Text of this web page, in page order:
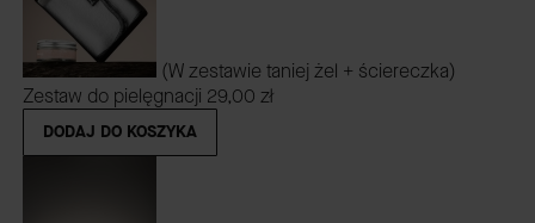
(W zestawie taniej żel + ściereczka)
Zestaw do pielęgnacji 29,00 zł
DODAJ DO KOSZYKA